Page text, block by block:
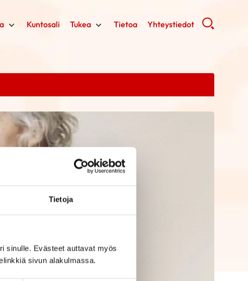
Tietoja
sinulle. Evästeet auttavat myös
sivun alakulmassa.
Kuntosali Tukea Tietoa Yhteystiedot